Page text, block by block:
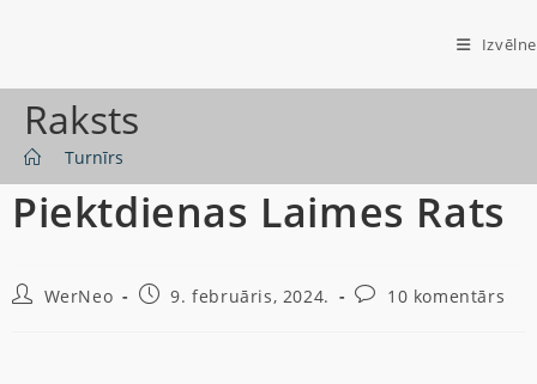
Izvēlne
Raksts
Turnīrs
Piektdienas Laimes Rats
WerNeo 9. februāris, 2024. 10 komentārs